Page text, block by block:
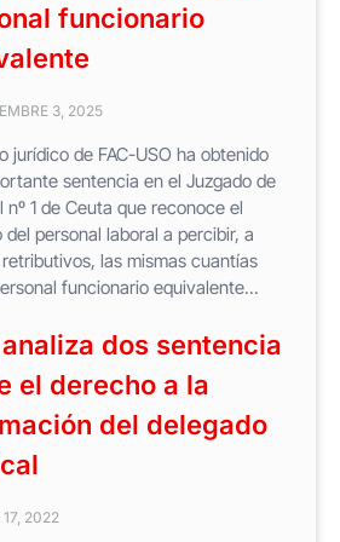
funcionario
3, 2025
jurídico de FAC-USO ha obtenido
sentencia en el Juzgado de
nº 1 de Ceuta que reconoce el
del personal laboral a percibir, a
las mismas cuantías
funcionario equivalente...
analiza dos sentencia
el derecho a la
del delegado
17, 2022